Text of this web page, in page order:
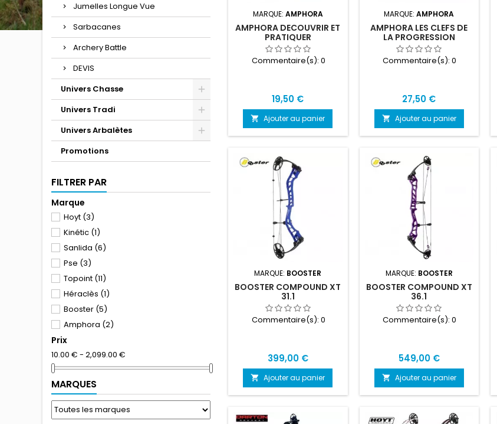
Jumelles Longue Vue
Sarbacanes
Archery Battle
DEVIS
Univers Chasse
Univers Tradi
Univers Arbalètes
Promotions
FILTRER PAR
Marque
Hoyt (3)
Kinétic (1)
Sanlida (6)
Pse (3)
Topoint (11)
Héraclès (1)
Booster (5)
Amphora (2)
DARTON
Prix
10.00 € - 2,099.00 €
MARQUES
MARQUE: AMPHORA
AMPHORA DECOUVRIR ET
PRATIQUER
Commentaire(s): 0
Prix
19,50 €
 Ajouter au panier
MARQUE:AMPHORA
AMPHORA LES CLEFS DE
LA PROGRESSION
Commentaire(s):0
Prix
27,50 €
 Ajouter au panier
MARQUE: BOOSTER
BOOSTER COMPOUND XT
31.1
Commentaire(s): 0
Prix
399,00 €
 Ajouter au panier
MARQUE: BOOSTER
BOOSTER COMPOUND XT
36.1
Commentaire(s):0
Prix
549,00 €
 Ajouter au panier